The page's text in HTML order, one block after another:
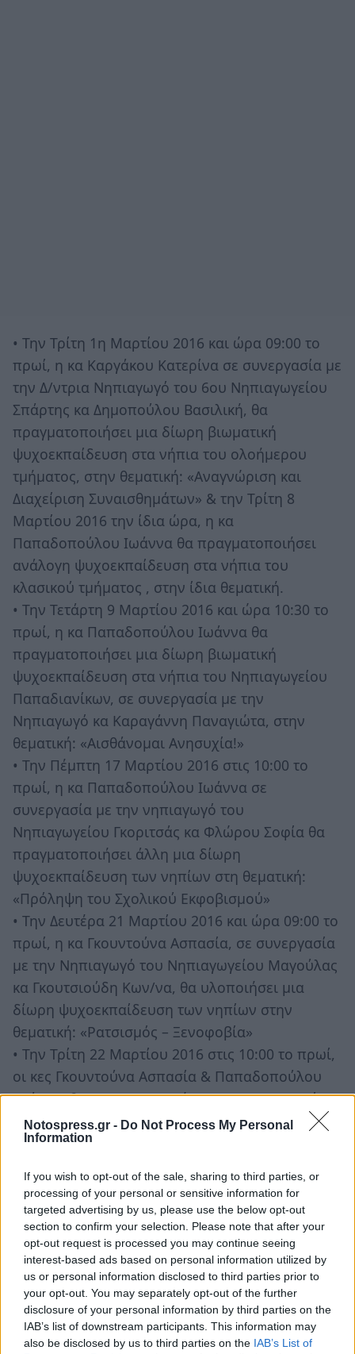
Notospress.gr - Do Not Process My Personal
Information
If you wish to opt-out of the sale, sharing to third parties, or
processing of your personal or sensitive information for
targeted advertising by us, please use the below opt-out
section to confirm your selection. Please note that after your
opt-out request is processed you may continue seeing
interest-based ads based on personal information utilized by
us or personal information disclosed to third parties prior to
your opt-out. You may separately opt-out of the further
disclosure of your personal information by third parties on the
IAB’s list of downstream participants. This information may
also be disclosed by us to third parties on the IAB’s List of
• Την Τρίτη 1η Μαρτίου 2016 και ώρα 09:00 το
πρωί, η κα Καργάκου Κατερίνα σε συνεργασία με
την Δ/ντρια Νηπιαγωγό του 6ου Νηπιαγωγείου
Σπάρτης κα Δημοπούλου Βασιλική, θα
πραγματοποιήσει μια δίωρη βιωματική
ψυχοεκπαίδευση στα νήπια του ολοήμερου
τμήματος, στην θεματική: «Αναγνώριση και
Διαχείριση Συναισθημάτων» & την Τρίτη 8
Μαρτίου 2016 την ίδια ώρα, η κα
Παπαδοπούλου Ιωάννα θα πραγματοποιήσει
ανάλογη ψυχοεκπαίδευση στα νήπια του
κλασικού τμήματος , στην ίδια θεματική.
• Την Τετάρτη 9 Μαρτίου 2016 και ώρα 10:30 το
πρωί, η κα Παπαδοπούλου Ιωάννα θα
πραγματοποιήσει μια δίωρη βιωματική
ψυχοεκπαίδευση στα νήπια του Νηπιαγωγείου
Παπαδιανίκων, σε συνεργασία με την
Νηπιαγωγό κα Καραγάννη Παναγιώτα, στην
θεματική: «Αισθάνομαι Ανησυχία!»
• Την Πέμπτη 17 Μαρτίου 2016 στις 10:00 το
πρωί, η κα Παπαδοπούλου Ιωάννα σε
συνεργασία με την νηπιαγωγό του
Νηπιαγωγείου Γκοριτσάς κα Φλώρου Σοφία θα
πραγματοποιήσει άλλη μια δίωρη
ψυχοεκπαίδευση των νηπίων στη θεματική:
«Πρόληψη του Σχολικού Εκφοβισμού»
• Την Δευτέρα 21 Μαρτίου 2016 και ώρα 09:00 το
πρωί, η κα Γκουντούνα Ασπασία, σε συνεργασία
με την Νηπιαγωγό του Νηπιαγωγείου Μαγούλας
κα Γκουτσιούδη Κων/να, θα υλοποιήσει μια
δίωρη ψυχοεκπαίδευση των νηπίων στην
θεματική: «Ρατσισμός – Ξενοφοβία»
• Την Τρίτη 22 Μαρτίου 2016 στις 10:00 το πρωί,
οι κες Γκουντούνα Ασπασία & Παπαδοπούλου
Ιωάννα, θα πραγματοποιήσουν σε συνεργασία
με τον Δ/ντή του Δημοτικού σχολείου Βλαχιώτη
κο Μπούσκο Κων/νο, δύο παράλληλες δίωρες
τάξης του σχολείου στη θεματική: «Ασφαλής
πλοήγηση – Κίνδυνοι & Εθισμός στο Διαδίκτυο»
• Την Τρίτη 29 Μαρτίου 2016 στις 10:00 το πρωί,
οι κες Γκουντούνα Ασπασία & Καργάκου
Κατερίνα σε συνεργασία με την νηπιαγωγό του
8ου Νηπιαγωγείου Σπάρτης κα Ευαγγελοπούλου
Ζακελίν, θα πραγματοποιήσουν δύο παράλληλες
δίωρες ψυχοεκπαιδεύσεις στα δύο τμήματα των